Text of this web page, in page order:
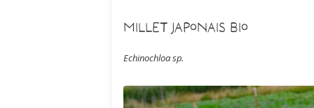
Millet Japonais Bio
Echinochloa sp.